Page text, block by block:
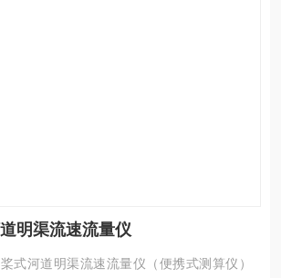
明渠流速流量仪
式河道明渠流速流量仪（便携式测算仪）